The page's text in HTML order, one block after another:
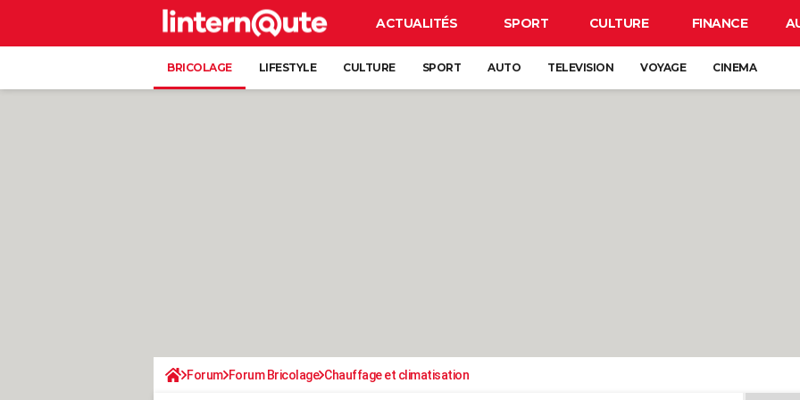
ACTUALITÉS SPORT CULTURE FINANCE
BRICOLAGE LIFESTYLE CULTURE SPORT AUTO TELEVISION VOYAGE CINEMA
Forum Forum Bricolage Chauffage et climatisation